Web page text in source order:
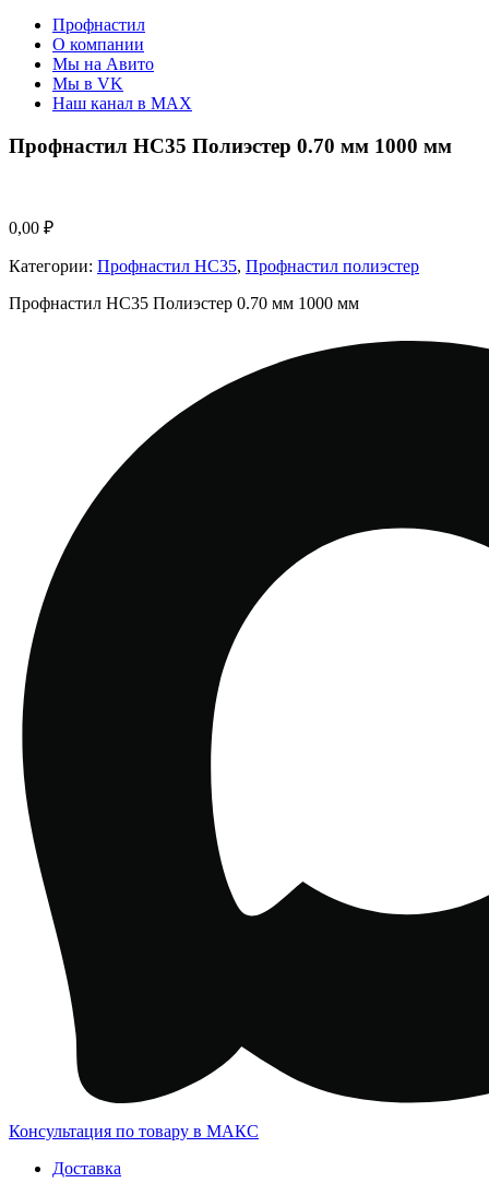
Профнастил
О компании
Мы на Авито
Мы в VK
Наш канал в MAX
Профнастил НС35 Полиэстер 0.70 мм 1000 мм
0,00 ₽
Категории: Профнастил НС35, Профнастил полиэстер
Профнастил НС35 Полиэстер 0.70 мм 1000 мм
Консультация по товару в МАКС
Доставка